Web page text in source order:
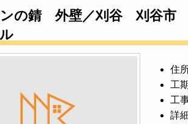
ンの錆 外壁／刈谷 刈谷
住
工
工
詳